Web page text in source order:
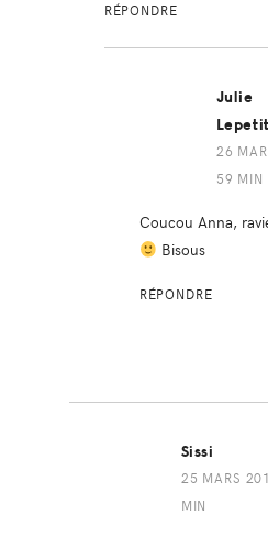
RÉPONDRE
Julie
26
59 MIN
Coucou Anna,
Bisous
RÉPONDRE
Sissi
25 MARS
MIN